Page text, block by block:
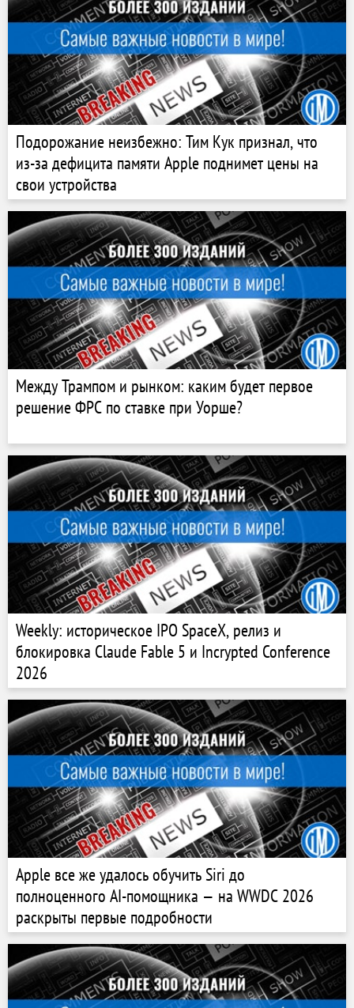
Подорожание неизбежно: Тим Кук признал, что
из-за дефицита памяти Apple поднимет цены на
свои устройства
Между Трампом и рынком: каким будет первое
решение ФРС по ставке при Уорше?
Weekly: историческое IPO SpaceX, релиз и
блокировка Claude Fable 5 и Incrypted Conference
2026
Apple все же удалось обучить Siri до
полноценного AI-помощника — на WWDC 2026
раскрыты первые подробности